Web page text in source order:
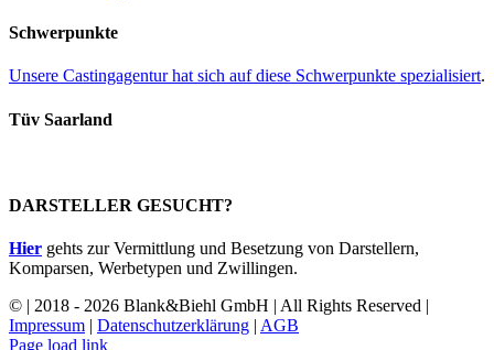
Schwerpunkte
Unsere Castingagentur hat sich auf diese Schwerpunkte spezialisiert.
Tüv Saarland
DARSTELLER GESUCHT?
Hier gehts zur Vermittlung und Besetzung von Darstellern,
Komparsen, Werbetypen und Zwillingen.
© | 2018 - 2026 Blank&Biehl GmbH | All Rights Reserved |
Impressum | Datenschutzerklärung | AGB
Facebook
Page load link